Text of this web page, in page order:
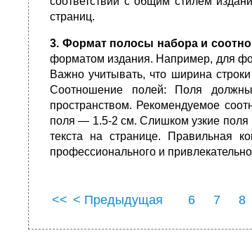
страниц.
3. Формат полосы набора и
форматом издания. Например, для
Важно учитывать, что ширина
Соотношение полей:
Поля
пространством. Рекомендуемое
поля — 1.5-2 см. Слишком узкие поля
текста на странице. Правильная
профессионального и
<< < Предыдущая 6 7 8